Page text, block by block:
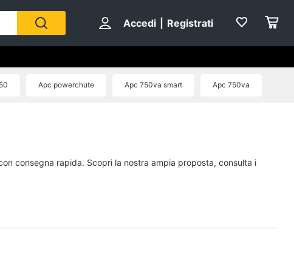
Accedi Registrati
Apc powerchute Apc 750va smart Apc 750va
consegna rapida. Scopri la nostra ampia proposta, consulta i